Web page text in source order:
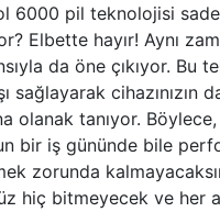
6000 pil teknolojisi
Elbette hayır! Aynı
da öne çıkıyor. Bu
sağlayarak cihazınızın
olanak tanıyor.
bir iş gününde bile
zorunda
hiç bitmeyecek ve her